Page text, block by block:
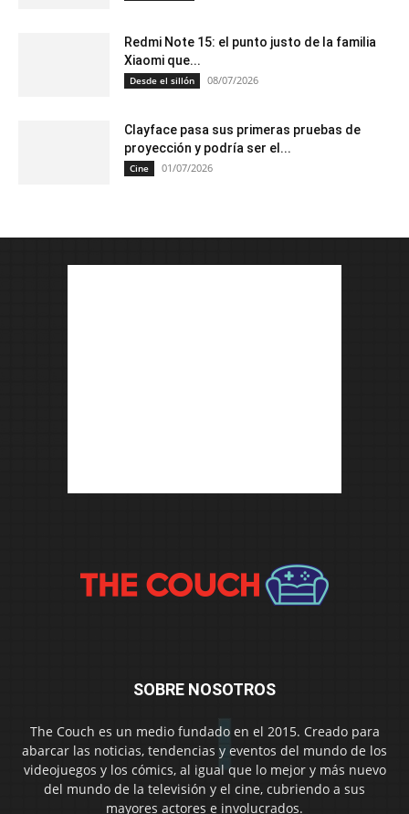
Redmi Note 15: el punto justo de la familia
Xiaomi que...
Desde el sillón 08/07/2026
Clayface pasa sus primeras pruebas de
proyección y podría ser el...
Cine 01/07/2026
SOBRE NOSOTROS
The Couch es un medio fundado en el 2015. Creado para
abarcar las noticias, tendencias y eventos del mundo de los
videojuegos y los cómics, al igual que lo mejor y más nuevo
del mundo de la televisión y el cine, cubriendo a sus
mayores actores e involucrados.